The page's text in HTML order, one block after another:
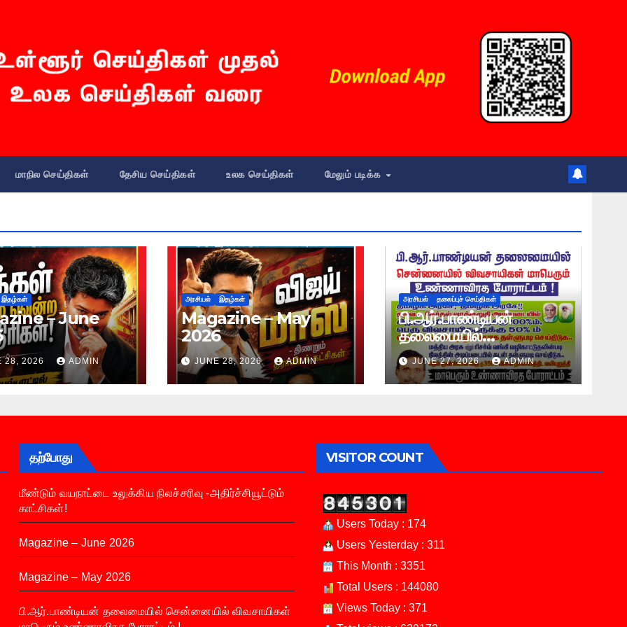
மாநில செய்திகள் தேசிய செய்திகள் உலக செய்திகள் மேலும் படிக்க
இதழ்கள்
– June
28, 2026 ADMIN
அரசியல் இதழ்கள்
Magazine – May
2026
JUNE 28, 2026 ADMIN
அரசியல் தலைப்புச் செய்திகள்
பி.ஆர்.பாண்டியன்
தலைமையில்
சென்னையில்
விவசாயிகள் மாபெரும்
உண்ணாவிரத போராட்டம் !
JUNE 27, 2026 ADMIN
தற்போது
மீண்டும் வயநாட்டை உலுக்கிய நிலச்சரிவு -அதிர்ச்சியூட்டும்
காட்சிகள்!
Magazine – June 2026
Magazine – May 2026
பி.ஆர்.பாண்டியன் தலைமையில் சென்னையில் விவசாயிகள்
VISITOR COUNT
Users Today : 174
Users Yesterday : 311
This Month : 3351
Total Users : 144080
Views Today : 371